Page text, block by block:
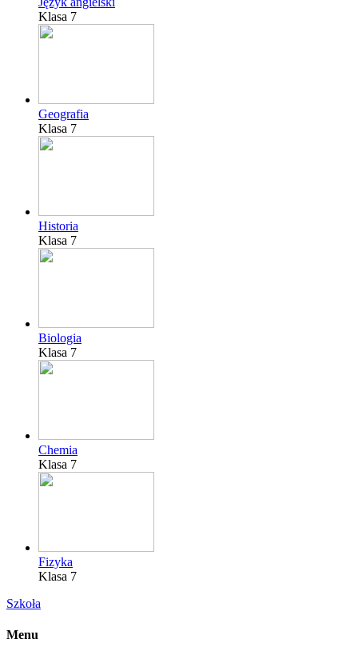
Klasa 7
Geografia
Klasa 7
Historia
Klasa 7
Biologia
Klasa 7
Chemia
Klasa 7
Fizyka
Klasa 7
Szkoła
Menu